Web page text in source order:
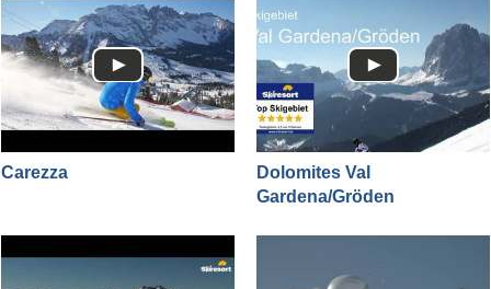
Carezza
Dolomites Val
Gardena/​Gröden